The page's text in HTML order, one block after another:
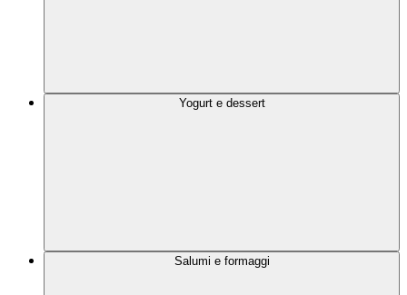
Yogurt e dessert
Salumi e formaggi